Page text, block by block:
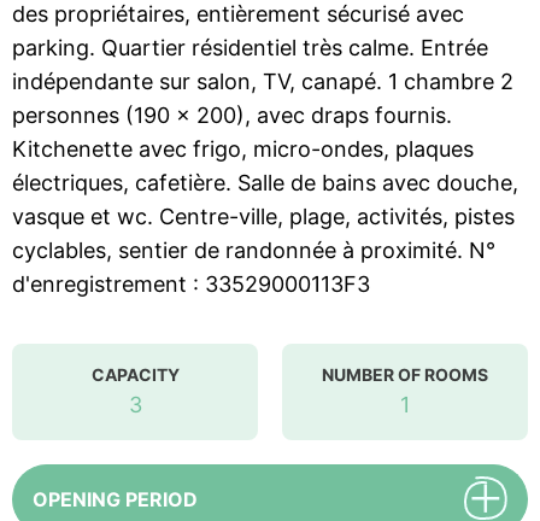
des propriétaires, entièrement sécurisé avec
parking. Quartier résidentiel très calme. Entrée
indépendante sur salon, TV, canapé. 1 chambre 2
personnes (190 x 200), avec draps fournis.
Kitchenette avec frigo, micro-ondes, plaques
électriques, cafetière. Salle de bains avec douche,
vasque et wc. Centre-ville, plage, activités, pistes
cyclables, sentier de randonnée à proximité. N°
d'enregistrement : 33529000113F3
CAPACITY
3
NUMBER OF ROOMS
1
OPENING PERIOD